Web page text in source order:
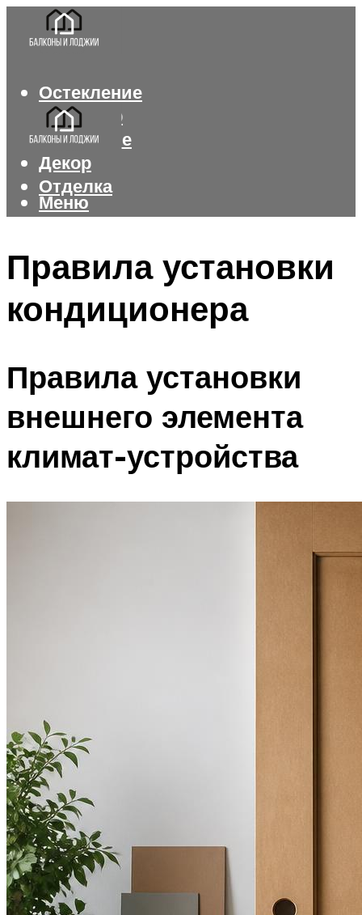
Остекление
Интерьер
Утепление
Декор
Отделка
Меню
Правила установки
кондиционера
Правила установки
внешнего элемента
климат-устройства